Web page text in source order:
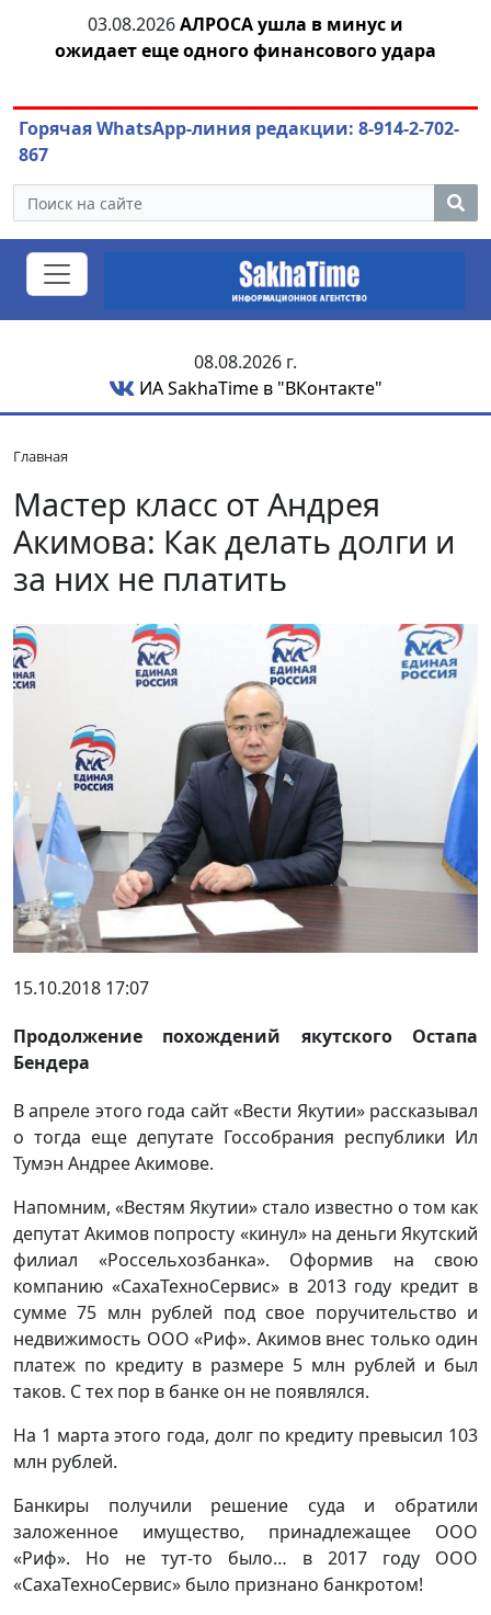
03.08.2026АЛРОСА ушла в минус и
ожидает еще одного финансового удара
Горячая WhatsApp-линия редакции: 8-914-2-702-
867
08.08.2026 г.
ИА SakhaTime в "ВКонтакте"
Главная
Мастер класс от Андрея
Акимова: Как делать долги и
за них не платить
15.10.2018 17:07
Продолжение похождений якутского Остапа
Бендера
В апреле этого года сайт «Вести Якутии» рассказывал
о тогда еще депутате Госсобрания республики Ил
Тумэн Андрее Акимове.
Напомним, «Вестям Якутии» стало известно о том как
депутат Акимов попросту «кинул» на деньги Якутский
филиал «Россельхозбанка». Оформив на свою
компанию «СахаТехноСервис» в 2013 году кредит в
сумме 75 млн рублей под свое поручительство и
недвижимость ООО «Риф». Акимов внес только один
платеж по кредиту в размере 5 млн рублей и был
таков. С тех пор в банке он не появлялся.
На 1 марта этого года, долг по кредиту превысил 103
млн рублей.
Банкиры получили решение суда и обратили
заложенное имущество, принадлежащее ООО
«Риф». Но не тут-то было… в 2017 году ООО
«СахаТехноСервис» было признано банкротом!